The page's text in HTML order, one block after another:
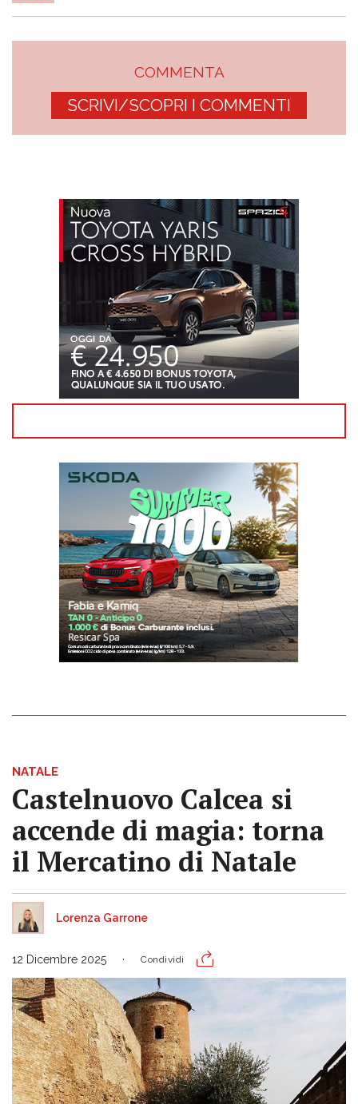
COMMENTA
SCRIVI/SCOPRI I COMMENTI
NATALE
Castelnuovo Calcea si
accende di magia: torna
il Mercatino di Natale
Lorenza Garrone
12 Dicembre 2025 Condividi